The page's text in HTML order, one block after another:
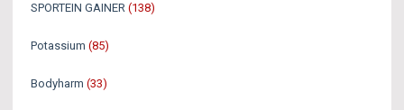
SPORTEIN GAINER (138)
Potassium (85)
Bodyharm (33)